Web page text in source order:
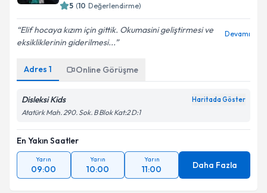
5 (10 Değerlendirme)
Elif hocaya kızım için gittik. Okumasini geliştirmesi ve
eksikliklerinin giderilmesi...
Devamı
Adres 1 Online Görüşme
Disleksi Kids Haritada Göster
Atatürk Mah. 290. Sok. B Blok Kat:2 D:1
En Yakın Saatler
Yarın
09:00
Yarın
10:00
Yarın
11:00 Daha Fazla